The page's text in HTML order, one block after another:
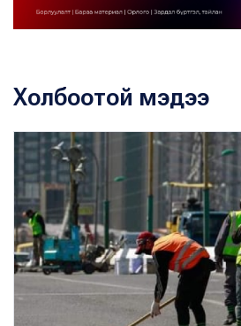
Холбоотой мэдээ